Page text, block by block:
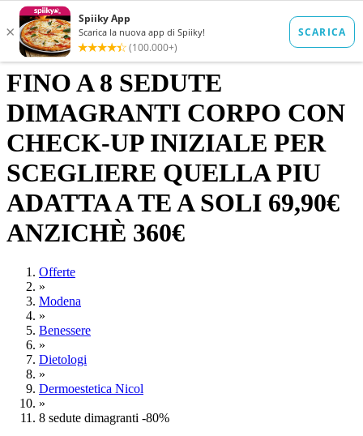
FINO A 8 SEDUTE
DIMAGRANTI CORPO CON
CHECK-UP INIZIALE PER
SCEGLIERE QUELLA PIU
ADATTA A TE A SOLI 69,90€
ANZICHÈ 360€
Offerte
»
Modena
»
Benessere
»
Dietologi
»
Dermoestetica Nicol
»
8 sedute dimagranti -80%